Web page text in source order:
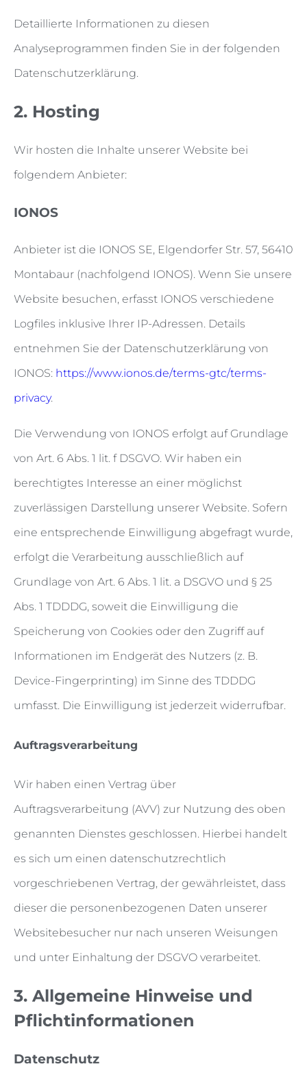
Detaillierte Informationen zu diesen
Analyseprogrammen finden Sie in der folgenden
Datenschutzerklärung.
2. Hosting
Wir hosten die Inhalte unserer Website bei
folgendem Anbieter:
IONOS
Anbieter ist die IONOS SE, Elgendorfer Str. 57, 56410
Montabaur (nachfolgend IONOS). Wenn Sie unsere
Website besuchen, erfasst IONOS verschiedene
Logfiles inklusive Ihrer IP-Adressen. Details
entnehmen Sie der Datenschutzerklärung von
IONOS: https://www.ionos.de/terms-gtc/terms-
privacy.
Die Verwendung von IONOS erfolgt auf Grundlage
von Art. 6 Abs. 1 lit. f DSGVO. Wir haben ein
berechtigtes Interesse an einer möglichst
zuverlässigen Darstellung unserer Website. Sofern
eine entsprechende Einwilligung abgefragt wurde,
erfolgt die Verarbeitung ausschließlich auf
Grundlage von Art. 6 Abs. 1 lit. a DSGVO und § 25
Abs. 1 TDDDG, soweit die Einwilligung die
Speicherung von Cookies oder den Zugriff auf
Informationen im Endgerät des Nutzers (z. B.
Device-Fingerprinting) im Sinne des TDDDG
umfasst. Die Einwilligung ist jederzeit widerrufbar.
Auftragsverarbeitung
Wir haben einen Vertrag über
Auftragsverarbeitung (AVV) zur Nutzung des oben
genannten Dienstes geschlossen. Hierbei handelt
es sich um einen datenschutzrechtlich
vorgeschriebenen Vertrag, der gewährleistet, dass
dieser die personenbezogenen Daten unserer
Websitebesucher nur nach unseren Weisungen
und unter Einhaltung der DSGVO verarbeitet.
3. Allgemeine Hinweise und
Pflicht­informationen
Datenschutz